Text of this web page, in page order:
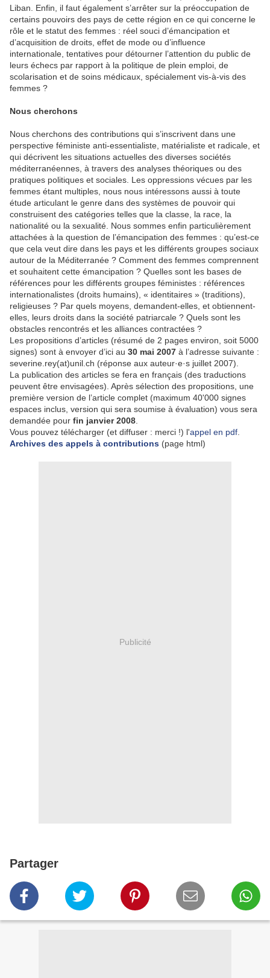
Liban. Enfin, il faut également s’arrêter sur la préoccupation de
certains pouvoirs des pays de cette région en ce qui concerne le
rôle et le statut des femmes : réel souci d’émancipation et
d’acquisition de droits, effet de mode ou d’influence
internationale, tentatives pour détourner l’attention du public de
leurs échecs par rapport à la politique de plein emploi, de
scolarisation et de soins médicaux, spécialement vis-à-vis des
femmes ?
Nous cherchons
Nous cherchons des contributions qui s’inscrivent dans une
perspective féministe anti-essentialiste, matérialiste et radicale, et
qui décrivent les situations actuelles des diverses sociétés
méditerranéennes, à travers des analyses théoriques ou des
pratiques politiques et sociales. Les oppressions vécues par les
femmes étant multiples, nous nous intéressons aussi à toute
étude articulant le genre dans des systèmes de pouvoir qui
construisent des catégories telles que la classe, la race, la
nationalité ou la sexualité. Nous sommes enfin particulièrement
attachées à la question de l’émancipation des femmes : qu’est-ce
que cela veut dire dans les pays et les différents groupes sociaux
autour de la Méditerranée ? Comment des femmes comprennent
et souhaitent cette émancipation ? Quelles sont les bases de
références pour les différents groupes féministes : références
internationalistes (droits humains), « identitaires » (traditions),
religieuses ? Par quels moyens, demandent-elles, et obtiennent-
elles, leurs droits dans la société patriarcale ? Quels sont les
obstacles rencontrés et les alliances contractées ?
Les propositions d’articles (résumé de 2 pages environ, soit 5000
signes) sont à envoyer d’ici au 30 mai 2007 à l’adresse suivante :
severine.rey(at)unil.ch (réponse aux auteur·e·s juillet 2007).
La publication des articles se fera en français (des traductions
peuvent être envisagées). Après sélection des propositions, une
première version de l’article complet (maximum 40'000 signes
espaces inclus, version qui sera soumise à évaluation) vous sera
demandée pour fin janvier 2008
Vous pouvez télécharger (et diffuser : merci !) l'appel en pdf
Archives des appels à contributions (page html)
Publicité
Partager